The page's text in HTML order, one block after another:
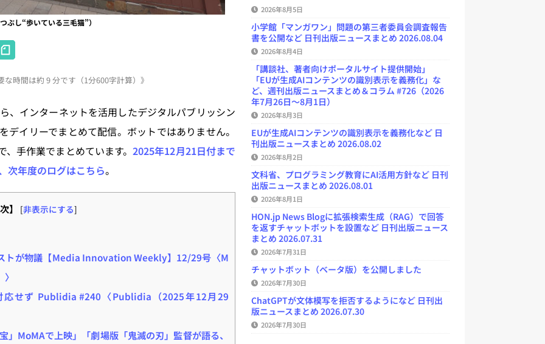
し“歩いている三毛猫”）
時間は約 9 分です（1分600字計算）》
インターネットを活用したデジタルパブリッシン
イリーでまとめて配信。ボットではありません。
、手作業でまとめています。2025年12月21日付まで
次年度のログはこちら。
】 [非表示にする]
トが物議【Media Innovation Weekly】12/29号〈M
応せず Publidia #240〈Publidia（2025年12月29
」MoMAで上映」「劇場版「鬼滅の刃」監督が語る、
2026年8月5日
小学館「マンガワン」問題の第三者委員会調査報告
書を公開など 日刊出版ニュースまとめ 2026.08.04
2026年8月4日
「講談社、著者向けポータルサイト提供開始」
「EUが生成AIコンテンツの識別表示を義務化」な
ど、週刊出版ニュースまとめ＆コラム #726（2026
年7月26日～8月1日）
2026年8月3日
EUが生成AIコンテンツの識別表示を義務化など 日
刊出版ニュースまとめ 2026.08.02
2026年8月2日
文科省、プログラミング教育にAI活用方針など 日刊
出版ニュースまとめ 2026.08.01
2026年8月1日
HON.jp News Blogに拡張検索生成（RAG）で回答
を返すチャットボットを設置など 日刊出版ニュース
まとめ 2026.07.31
2026年7月31日
チャットボット（ベータ版）を公開しました
2026年7月30日
ChatGPTが文体模写を拒否するようになど 日刊出
版ニュースまとめ 2026.07.30
2026年7月30日